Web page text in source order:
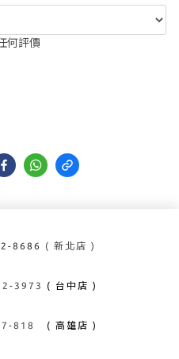
何評價
8686 ( 新北店 )
( 台中店 )
( 高雄店 )